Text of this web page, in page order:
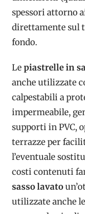
spessori attorno
direttamente sul
fondo.
Lepiastrelle in
anche utilizzate
calpestabili a
impermeabile,
supporti in PVC,
terrazze per
l’eventuale
costi contenuti
sasso lavato
utilizzate anche